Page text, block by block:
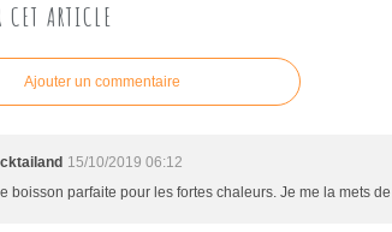
CET ARTICLE
Ajouter un commentaire
15/10/2019 06:12
boisson parfaite pour les fortes chaleurs. Je me la mets